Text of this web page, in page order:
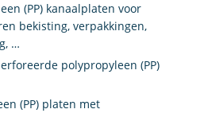
(PP) kanaalplaten voor
bekisting, verpakkingen,
…
polypropyleen (PP)
(PP) platen met